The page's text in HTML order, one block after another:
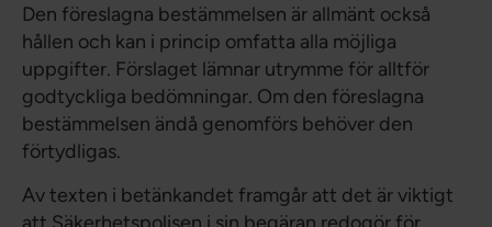
Den föreslagna bestämmelsen är allmänt också
hållen och kan i princip omfatta alla möjliga
uppgifter. Förslaget lämnar utrymme för alltför
godtyckliga bedömningar. Om den föreslagna
bestämmelsen ändå genomförs behöver den
förtydligas.
Av texten i betänkandet framgår att det är viktigt